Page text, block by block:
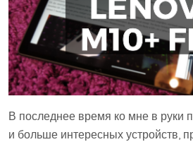
В последнее время ко мне в руки
и больше интересных устройств,